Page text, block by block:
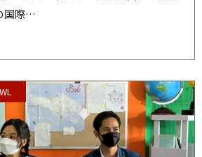
国際…